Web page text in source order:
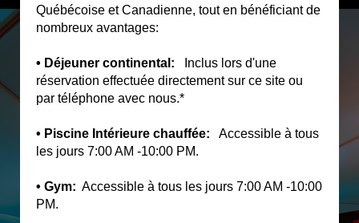
Québécoise et Canadienne, tout en bénéficiant de
nombreux avantages:
• Déjeuner continental:
Inclus lors d'une
réservation effectuée directement sur ce site ou
par téléphone avec nous.*
• Piscine Intérieure chauffée:
Accessible à tous
les jours 7:00 AM -10:00 PM.
• Gym: Accessible à tous les jours 7:00 AM -10:00
PM.